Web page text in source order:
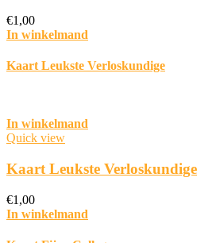
€1,00
In winkelmand
Kaart Leukste Verloskundige
In winkelmand
Quick view
Kaart Leukste Verloskundige
€1,00
In winkelmand